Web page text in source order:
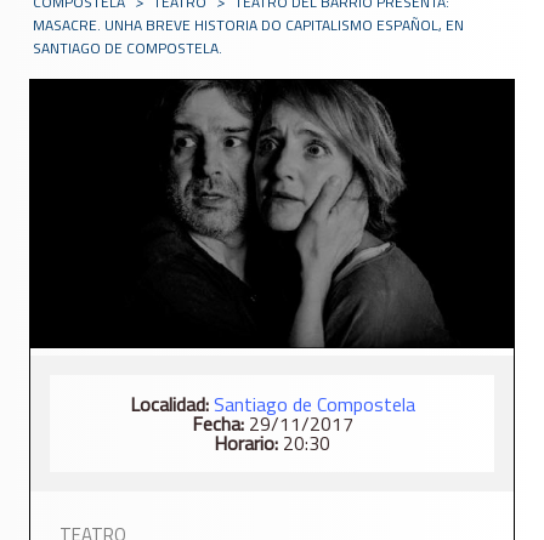
MASACRE. UNHA BREVE HISTORIA DO CAPITALISMO ESPAÑOL, EN
SANTIAGO DE COMPOSTELA.
Localidad:Santiago de Compostela
Fecha:29/11/2017
Horario: 20:30